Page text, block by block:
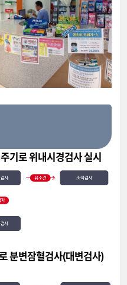
기로 위내시경검사 실시
분변잠혈검사(대변검사)